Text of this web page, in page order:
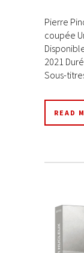
Pierre
coupée
2021
Sous-
READ